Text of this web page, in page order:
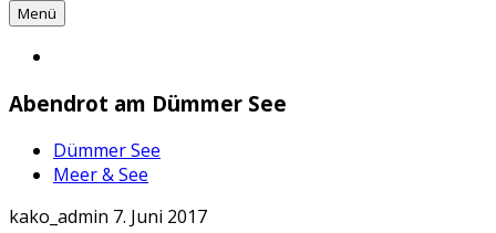
Menü
Abendrot am Dümmer See
Dümmer See
Meer & See
kako_admin 7. Juni 2017